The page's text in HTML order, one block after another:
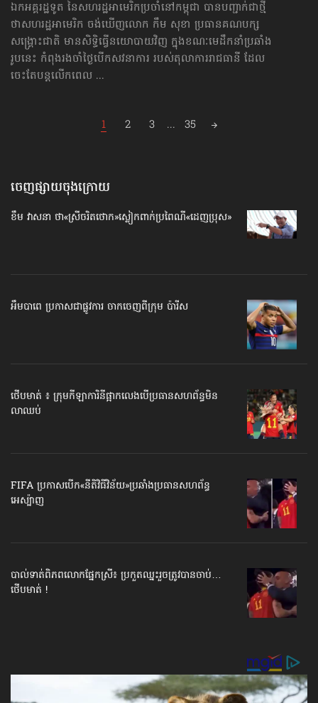
ឯកអគ្គរដ្ឋទូត នៃសហរដ្ឋអាមេរិកប្រចាំនៅកម្ពុជា បានបញ្ជាក់ជាថ្មី
ថាសហរដ្ឋអាមេរិក ចង់ឃើញលោក កឹម សុខា ប្រធាន​គណបក្ស​
សង្គ្រោះជាតិ មានសិទ្ធិ​ធ្វើ​នយោបាយវិញ ក្នុងខណៈមេដឹកនាំប្រឆាំង
រូបនេះ កំពុងរងចាំ​ថ្ងៃបើក​សវនាការ របស់តុលាការរាជធានី ដែល
ចេះតែបន្តលើកពេល ...
1 2 3 ... 35
ចេញផ្សាយចុងក្រោយ
ខឹម វាសនា ថា«ស្រីចរិតថោក»​ស្លៀកពាក់ប្រពៃណី​«ដេញប្រុស»
អឹមបាពេ ប្រកាសជាផ្លូវការ ចាកចេញពីក្រុម ប៉ារីស
ថើបមាត់ ៖ ក្រុមកីឡាការិនី​ផ្អាកលេង​​បើប្រធានសហព័ន្ធ​មិន
លាឈប់
FIFA ប្រកាសបើក​«នីតិវិធីវិន័យ»​ប្រឆាំងប្រធានសហព័ន្ធ​
អេស្ប៉ាញ
បាល់ទាត់​ពិភពលោក​ផ្នែកស្រី៖ ប្រកួតឈ្នះរួច​ត្រូវបានចាប់…
ថើបមាត់ !